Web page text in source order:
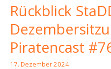
Rückblick
Piratencast
17. Dezember 2024